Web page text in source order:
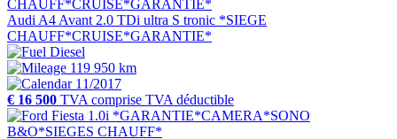
Audi A4 Avant 2.0 TDi ultra S tronic *SIEGE
CHAUFF*CRUISE*GARANTIE*
Diesel
119 950 km
11/2017
€ 16 500 TVA comprise TVA déductible